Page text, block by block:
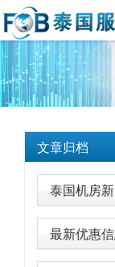
文章归档
泰国机房
最新优惠